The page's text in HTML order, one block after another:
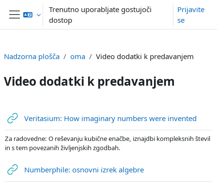
Preskoči na glavno vsebino
Stransko polje
Trenutno uporabljate gostujoči
dostop
Prijavite
se
Nadzorna plošča oma Video dodatki k predavanjem
Video dodatki k predavanjem
Osnutek odseka
Veritasium: How imaginary numbers were inventedURL
Za radovedne: O reševanju kubične enačbe, iznajdbi kompleksnih števil
in s tem povezanih življenjskih zgodbah.
Numberphile: osnovni izrek algebreURL